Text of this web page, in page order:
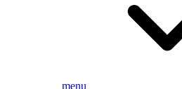
menu